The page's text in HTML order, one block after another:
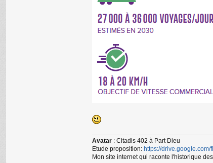
Avatar : Citadis 402 à Part Dieu
Etude proposition: https://
Mon site internet qui raconte l'historique